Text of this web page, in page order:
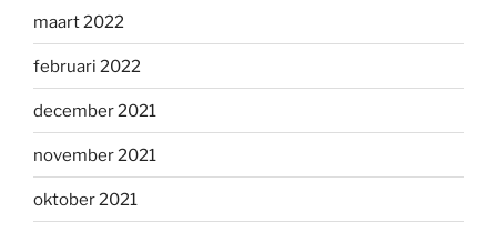
maart 2022
februari 2022
december 2021
november 2021
oktober 2021